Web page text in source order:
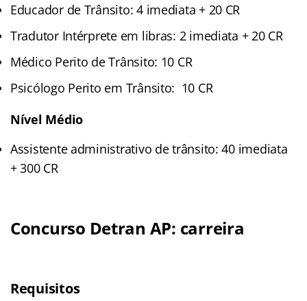
Educador de Trânsito: 4 imediata + 20 CR
Tradutor Intérprete em libras: 2 imediata + 20 CR
Médico Perito de Trânsito: 10 CR
Psicólogo Perito em Trânsito: 10 CR
Nível Médio
Assistente administrativo de trânsito: 40 imediata
+ 300 CR
Concurso Detran AP: carreira
Requisitos